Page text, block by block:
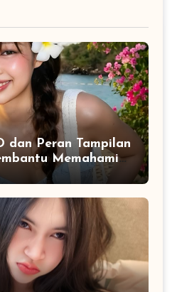
dan Peran Tampilan
Memahami